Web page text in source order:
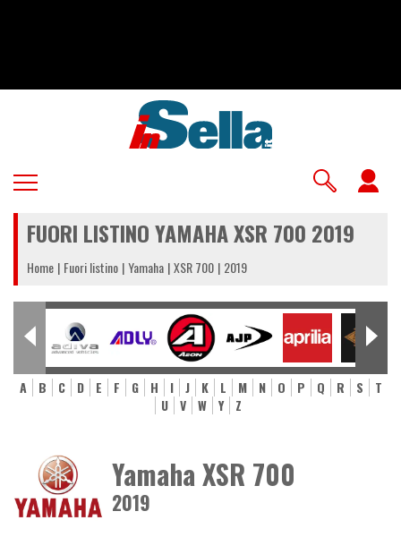
FUORI LISTINO YAMAHA XSR 700 2019
Home Fuori listino Yamaha XSR 700 2019
A B C D E F G H I J K L M N O P Q R S
T
U
V W Y Z
Yamaha XSR 700
2019